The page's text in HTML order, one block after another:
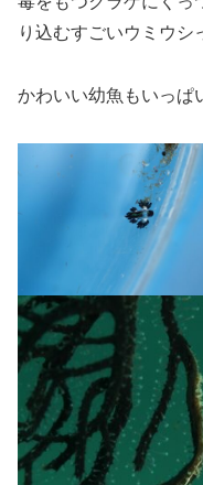
り込むすごいウミウシ
かわいい幼魚もいっぱ